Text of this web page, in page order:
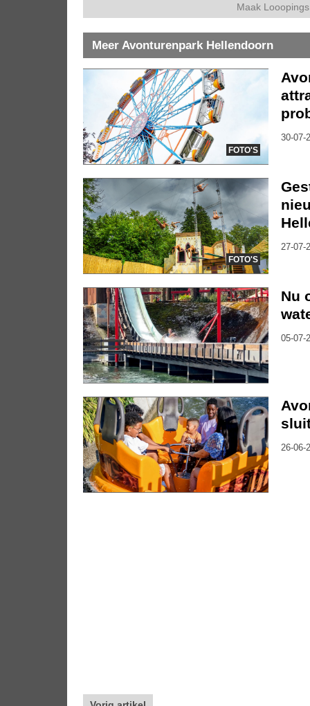
Maak
Meer Avonturenpark Hellendoorn
FOTO'S
30-07-
FOTO'S
27-07-
Nu
05-07-
26-06-